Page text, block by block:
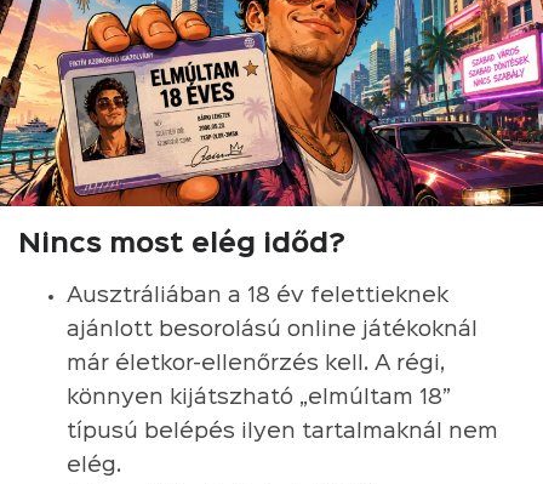
Nincs most elég időd?
Ausztráliában a 18 év felettieknek
ajánlott besorolású online játékoknál
már életkor-ellenőrzés kell. A régi,
könnyen kijátszható „elmúltam 18”
típusú belépés ilyen tartalmaknál nem
elég.